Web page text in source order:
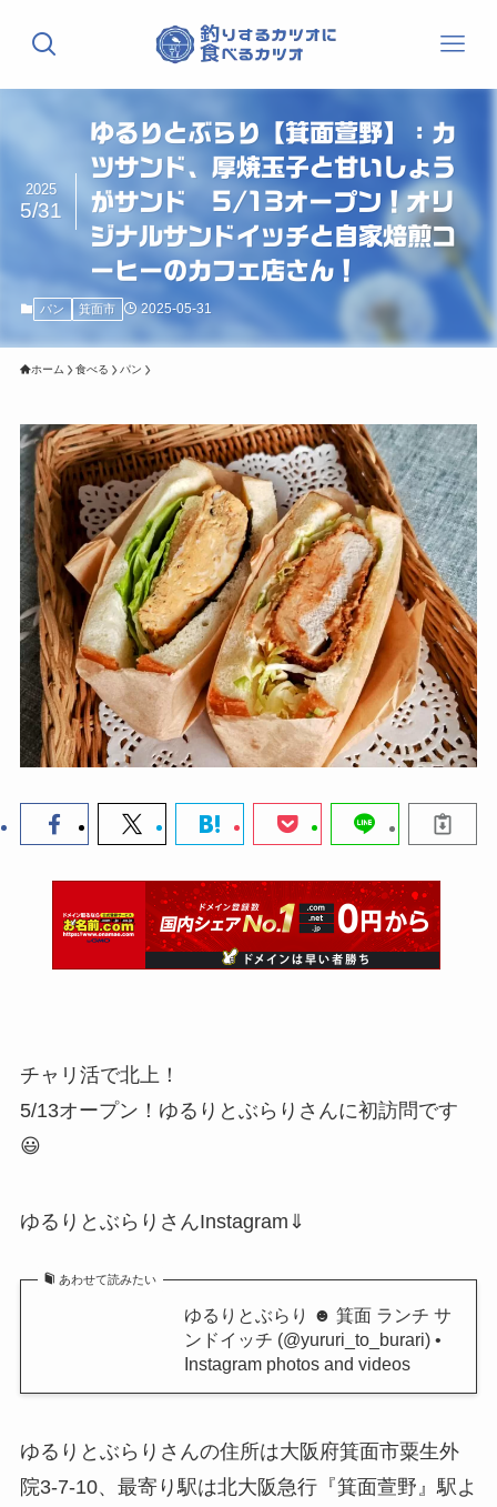
ゆるりとぶらり【箕面萱野】：カ
ツサンド、厚焼玉子と甘いしょう
がサンド 5/13オープン！オリ
ジナルサンドイッチと自家焙煎コ
ーヒーのカフェ店さん！
2025
5/31
パン 箕面市 2025-05-31
ホーム 食べる パン
チャリ活で北上！
5/13オープン！ゆるりとぶらりさんに初訪問です
😃
ゆるりとぶらりさんInstagram⇓
あわせて読みたい
ゆるりとぶらり ☻ 箕面 ランチ サ
ンドイッチ (@yururi_to_burari) •
Instagram photos and videos
ゆるりとぶらりさんの住所は大阪府箕面市粟生外
院3-7-10、最寄り駅は北大阪急行『箕面萱野』駅よ